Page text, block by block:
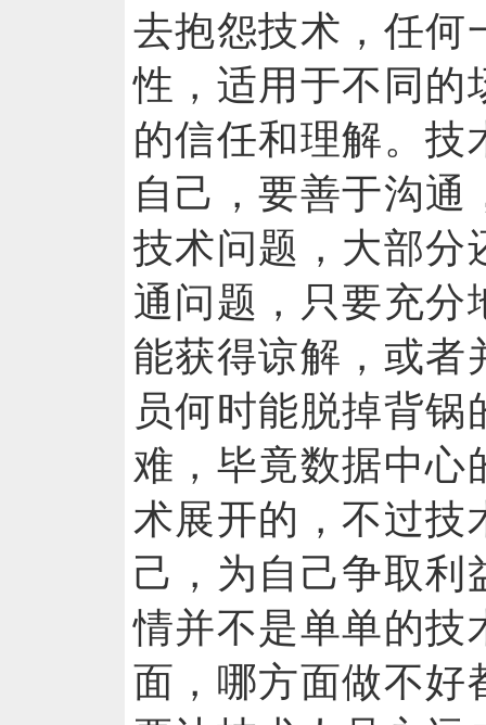
去抱怨技术，任何
性，适用于不同的
的信任和理解。技
自己，要善于沟
技术问题，大部分
通问题，只要充分
能获得谅解，或者
员何时能脱掉背
难，毕竟数据中心
术展开的，不过技
己，为自己争取利
情并不是单单的技
面，哪方面做不好